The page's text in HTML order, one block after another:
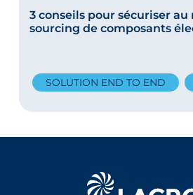
3 conseils pour sécuriser
sourcing de composants
SOLUTION END TO END